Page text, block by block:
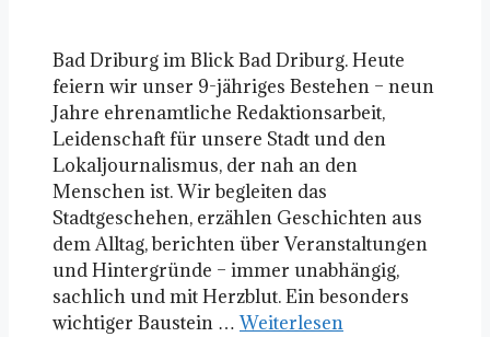
Bad Driburg im Blick Bad Driburg. Heute
feiern wir unser 9-jähriges Bestehen – neun
Jahre ehrenamtliche Redaktionsarbeit,
Leidenschaft für unsere Stadt und den
Lokaljournalismus, der nah an den
Menschen ist. Wir begleiten das
Stadtgeschehen, erzählen Geschichten aus
dem Alltag, berichten über Veranstaltungen
und Hintergründe – immer unabhängig,
sachlich und mit Herzblut. Ein besonders
wichtiger Baustein …Weiterlesen